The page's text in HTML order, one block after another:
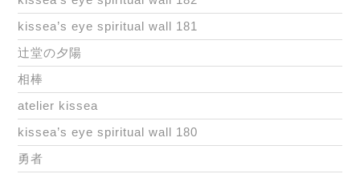
kissea’s eye spiritual wall 181
辻堂の夕陽
相棒
atelier kissea
kissea’s eye spiritual wall 180
勇者